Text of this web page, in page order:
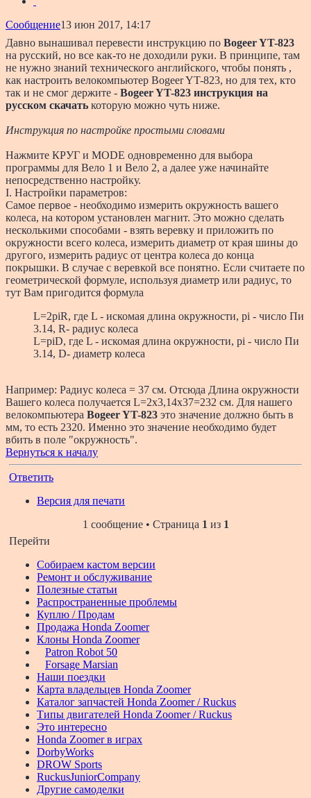
Сообщение13 июн 2017, 14:17
Давно вынашивал перевести инструкцию по Bogeer YT-823
на русский, но все как-то не доходили руки. В принципе, там
не нужно знаний технического английского, чтобы понять ,
как настроить велокомпьютер Bogeer YT-823, но для тех, кто
так и не смог держите - Bogeer YT-823 инструкция на
русском скачать которую можно чуть ниже.
Инструкция по настройке простыми словами
Нажмите КРУГ и MODE одновременно для выбора
программы для Вело 1 и Вело 2, а далее уже начинайте
непосредственно настройку.
I. Настройки параметров:
Самое первое - необходимо измерить окружность вашего
колеса, на котором установлен магнит. Это можно сделать
несколькими способами - взять веревку и приложить по
окружности всего колеса, измерить диаметр от края шины до
другого, измерить радиус от центра колеса до конца
покрышки. В случае с веревкой все понятно. Если считаете по
геометрической формуле, используя диаметр или радиус, то
тут Вам пригодится формула
L=2piR, где L - искомая длина окружности, pi - число Пи
3.14, R- радиус колеса
L=piD, где L - искомая длина окружности, pi - число Пи
3.14, D- диаметр колеса
Например: Радиус колеса = 37 см. Отсюда Длина окружности
Вашего колеса получается L=2x3,14x37=232 см. Для нашего
велокомпьютера Bogeer YT-823 это значение должно быть в
мм, то есть 2320. Именно это значение необходимо будет
вбить в поле "окружность".
Вернуться к началу
Ответить
Версия для печати
1 сообщение • Страница 1 из 1
Перейти
Собираем кастом версии
Ремонт и обслуживание
Полезные статьи
Распространенные проблемы
Куплю / Продам
Продажа Honda Zoomer
Клоны Honda Zoomer
Patron Robot 50
Forsage Marsian
Наши поездки
Карта владельцев Honda Zoomer
Каталог запчастей Honda Zoomer / Ruckus
Типы двигателей Honda Zoomer / Ruckus
Это интересно
Honda Zoomer в играх
DorbyWorks
DROW Sports
RuckusJuniorCompany
Другие самоделки